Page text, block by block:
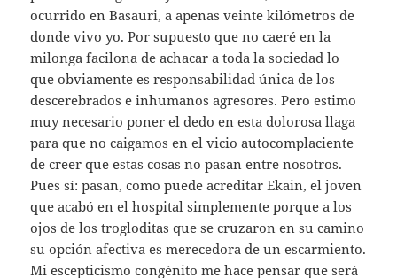
ocurrido en Basauri, a apenas veinte kilómetros de
donde vivo yo. Por supuesto que no caeré en la
milonga facilona de achacar a toda la sociedad lo
que obviamente es responsabilidad única de los
descerebrados e inhumanos agresores. Pero estimo
muy necesario poner el dedo en esta dolorosa llaga
para que no caigamos en el vicio autocomplaciente
de creer que estas cosas no pasan entre nosotros.
Pues sí: pasan, como puede acreditar Ekain, el joven
que acabó en el hospital simplemente porque a los
ojos de los trogloditas que se cruzaron en su camino
su opción afectiva es merecedora de un escarmiento.
Mi escepticismo congénito me hace pensar que será